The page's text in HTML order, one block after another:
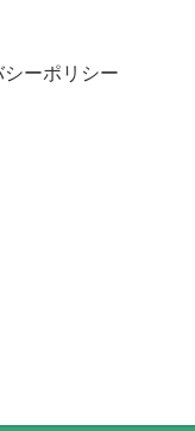
シーポリシー